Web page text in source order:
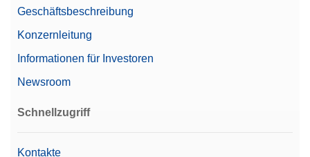
Geschäftsbeschreibung
Konzernleitung
Informationen für Investoren
Newsroom
Schnellzugriff
Kontakte